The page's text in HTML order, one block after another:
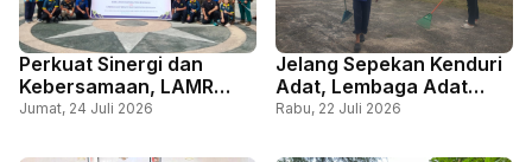
Perkuat Sinergi dan
Kebersamaan, LAMR
Bengkalis dan Bea Cukai
Jumat, 24 Juli 2026
Jelang Sepekan Kenduri
Adat, Lembaga Adat
Melayu Riau Kabupaten
Royong Bersama
Rabu, 22 Juli 2026